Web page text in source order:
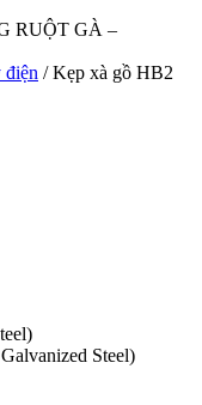
điện / Kẹp xà gồ HB2
Steel)